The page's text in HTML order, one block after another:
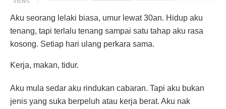
Aku seorang lelaki biasa, umur lewat 30an. Hidup aku
tenang, tapi terlalu tenang sampai satu tahap aku rasa
kosong. Setiap hari ulang perkara sama.
Kerja, makan, tidur.
Aku mula sedar aku rindukan cabaran. Tapi aku bukan
jenis yang suka berpeluh atau kerja berat. Aku nak